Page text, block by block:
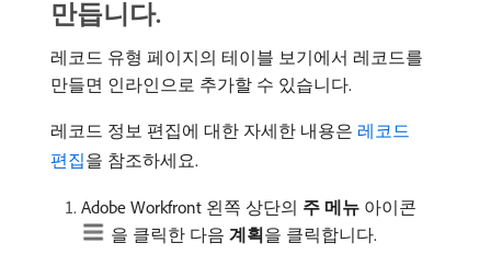
만듭니다.
레코드 유형 페이지의 테이블 보기에서 레코드를
만들면 인라인으로 추가할 수 있습니다.
레코드 정보 편집에 대한 자세한 내용은 레코드
편집을 참조하세요.
Adobe Workfront 왼쪽 상단의 주 메뉴 아이콘
을 클릭한 다음 계획​을 클릭합니다.